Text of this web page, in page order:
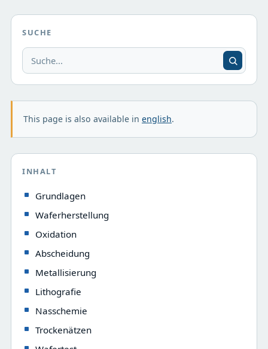
SUCHE
This page is also available in english.
INHALT
Grundlagen
Waferherstellung
Oxidation
Abscheidung
Metallisierung
Lithografie
Nasschemie
Trockenätzen